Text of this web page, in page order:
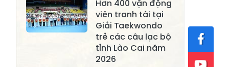
Xã Mỏ Vàng
Xã Lâm
Thượng
Xã Tân Lĩnh
Hơn 400 vận động
viên tranh tài tại
Giải Taekwondo
trẻ các câu lạc bộ
tỉnh Lào Cai năm
2026